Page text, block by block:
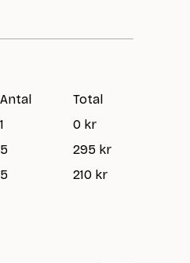
Antal
Total
1
0 kr
5
295 kr
5 210 kr